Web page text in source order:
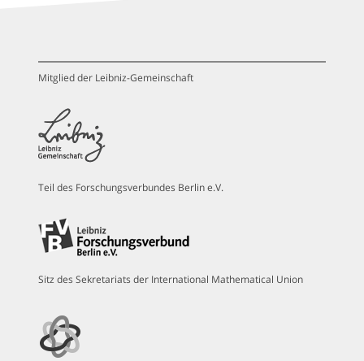
Mitglied der Leibniz-Gemeinschaft
Teil des Forschungsverbundes Berlin e.V.
Sitz des Sekretariats der International Mathematical Union